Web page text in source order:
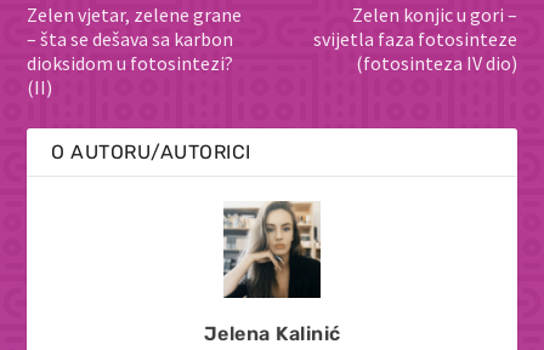
Zelen vjetar, zelene grane
– šta se dešava sa karbon
dioksidom u fotosintezi?
(II)
Zelen konjic u gori –
svijetla faza fotosinteze
(fotosinteza IV dio)
O AUTORU/AUTORICI
Jelena Kalinić